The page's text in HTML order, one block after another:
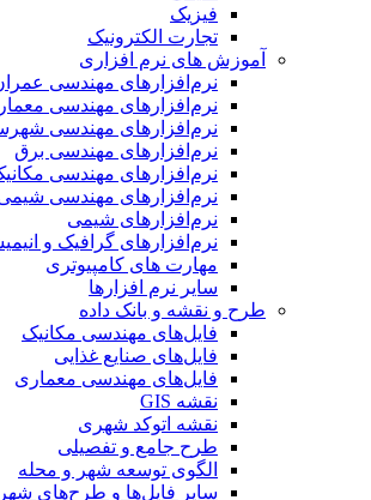
فیزیک
تجارت الکترونیک
آموزش های نرم افزاری
نرم‌افزارهای مهندسی عمران
نرم‌افزارهای مهندسی معماری
نرم‌افزارهای مهندسی شهرسازی
نرم‌افزارهای مهندسی برق
نرم‌افزارهای مهندسی مکانیک
نرم‌افزارهای مهندسی شیمی
نرم‌افزارهای شیمی
نرم‌افزارهای گرافیک و انیمیشن
مهارت های کامپیوتری
سایر نرم افزارها
طرح و نقشه و بانک داده
فایل‌های مهندسی مکانیک
فایل‌های صنایع غذایی
فایل‌های مهندسی معماری
نقشه GIS
نقشه اتوکد شهری
طرح جامع و تفصیلی
الگوی توسعه شهر و محله
سایر فایل‌ها و طرح‌های شهری